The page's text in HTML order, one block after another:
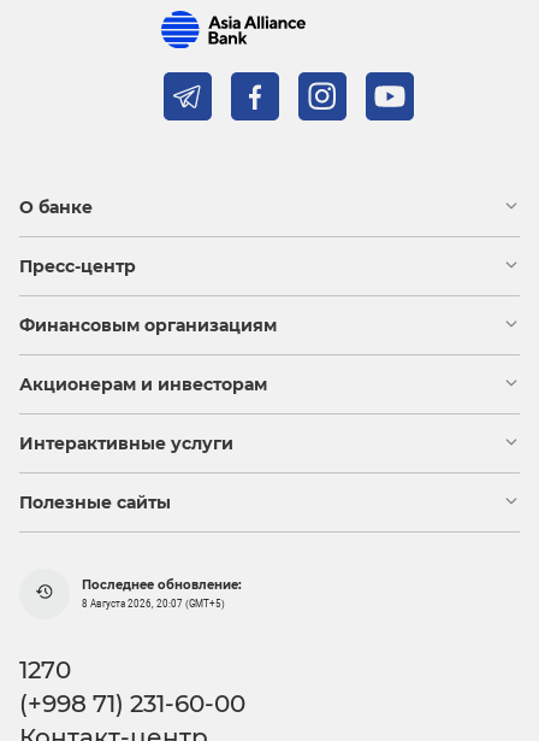
О банке
Пресс-центр
Финансовым организациям
Акционерам и инвесторам
Интерактивные услуги
Полезные сайты
Последнее обновление:
8 Августа 2026, 20:07 (GMT+5)
1270
(+998 71) 231-60-00